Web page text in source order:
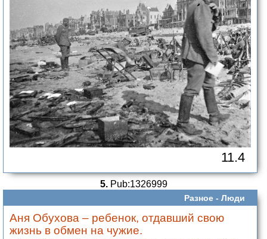
11.4
5.Pub:1326999
Разное - Люди
Аня Обухова – ребенок, отдавший свою
жизнь в обмен на чужие.